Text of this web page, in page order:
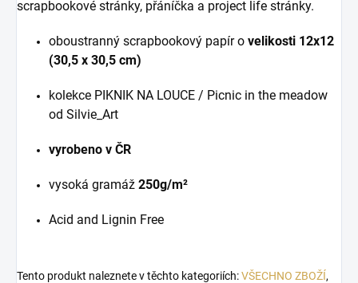
scrapbookové stránky, přáníčka a project life stránky.
oboustranný scrapbookový papír o velikosti 12x12
(30,5 x 30,5 cm)
kolekce PIKNIK NA LOUCE / Picnic in the meadow
od Silvie_Art
vyrobeno v ČR
vysoká gramáž 250g/m²
Acid and Lignin Free
Tento produkt naleznete v těchto kategoriích:VŠECHNO ZBOŽÍ,